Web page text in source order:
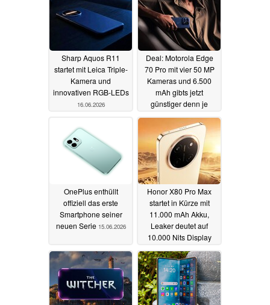
Sharp Aquos R11
startet mit Leica Triple-
Kamera und
innovativen RGB-LEDs
16.06.2026
Deal: Motorola Edge
70 Pro mit vier 50 MP
Kameras und 6.500
mAh gibts jetzt
günstiger denn je
16.06.2026
OnePlus enthüllt
offiziell das erste
Smartphone seiner
neuen Serie 15.06.2026
Honor X80 Pro Max
startet in Kürze mit
11.000 mAh Akku,
Leaker deutet auf
10.000 Nits Display
15.06.2026